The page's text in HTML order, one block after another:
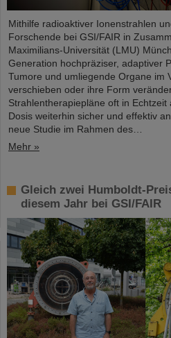
Mithilfe radioaktiver Ionenstrahlen
Forschende bei GSI/FAIR in
Maximilians-Universität (LMU)
Generation hochpräziser, adaptiver
Tumore und umliegende Organe im
verschieben oder ihre Form
Strahlentherapiepläne oft in
Dosis weiterhin sicher und effektiv
neue Studie im Rahmen des…
Mehr »
Gleich zwei Humboldt-
diesem Jahr bei GSI/FAIR